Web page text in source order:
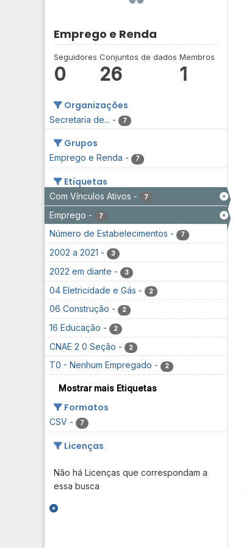
Emprego e Renda
Seguidores
0
Conjuntos de dados
26
Membros
1
Organizações
Secretaria de... - 7
Grupos
Emprego e Renda - 7
Etiquetas
Com Vínculos Ativos - 7
Emprego - 7
Número de Estabelecimentos - 7
2002 a 2021 - 3
2022 em diante - 3
04 Eletricidade e Gás - 2
06 Construção - 2
16 Educação - 2
CNAE 2 0 Seção - 2
T0 - Nenhum Empregado - 2
Mostrar mais Etiquetas
Formatos
CSV - 7
Licenças
Não há Licenças que correspondam a
essa busca